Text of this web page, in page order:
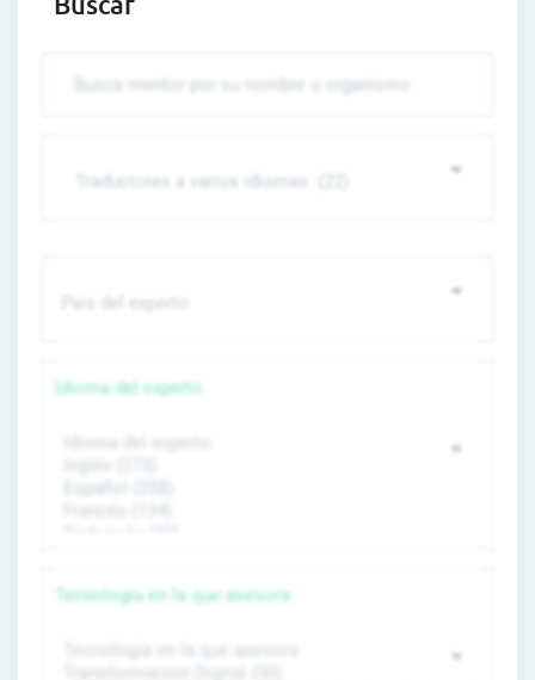
Idioma del experto
Tecnología en la que asesora